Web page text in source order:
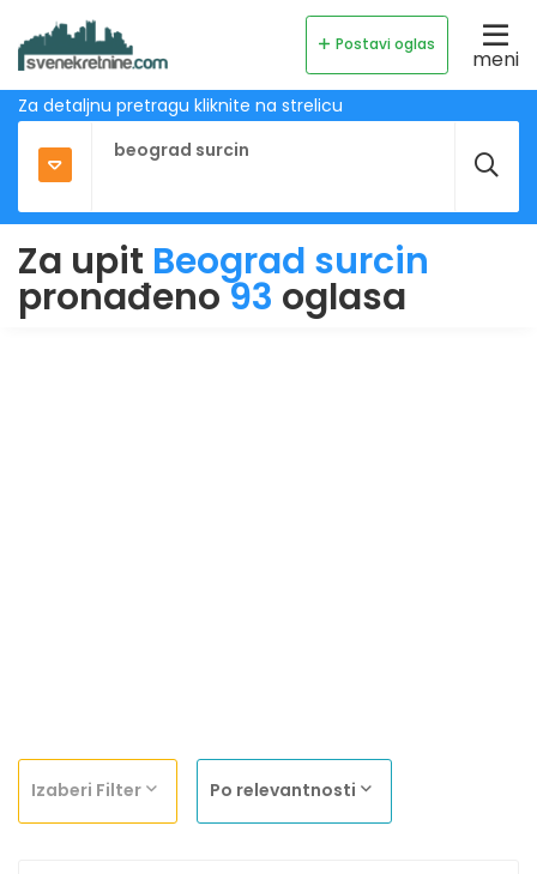
Postavi oglas
meni
Za detaljnu pretragu kliknite na strelicu
Za upit Beograd surcin
pronađeno93 oglasa
Izaberi Filter Po relevantnosti